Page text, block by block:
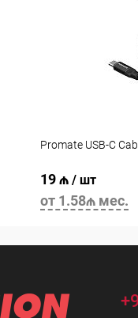
Promate USB-C
19 ₼ / шт
от 1.58₼ мес.